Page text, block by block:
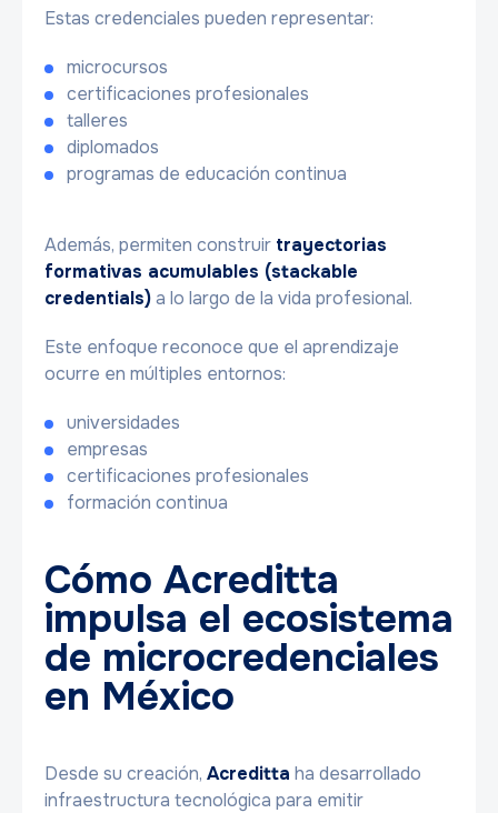
Estas credenciales pueden representar:
microcursos
certificaciones profesionales
talleres
diplomados
programas de educación continua
Además, permiten construir trayectorias
formativas acumulables (stackable
credentials)a lo largo de la vida profesional.
Este enfoque reconoce que el aprendizaje
ocurre en múltiples entornos:
universidades
empresas
certificaciones profesionales
formación continua
Cómo Acreditta
impulsa el ecosistema
de microcredenciales
en México
Desde su creación, Acreditta ha desarrollado
infraestructura tecnológica para emitir